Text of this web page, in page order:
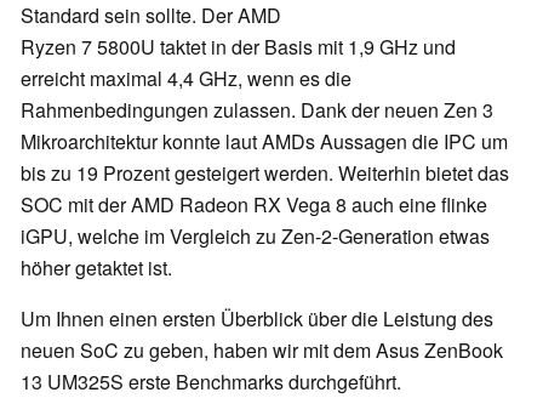
Standard sein sollte. Der AMD
Ryzen 7 5800U taktet in der Basis mit 1,9 GHz und
erreicht maximal 4,4 GHz, wenn es die
Rahmenbedingungen zulassen. Dank der neuen Zen 3
Mikroarchitektur konnte laut AMDs Aussagen die IPC um
bis zu 19 Prozent gesteigert werden. Weiterhin bietet das
SOC mit der AMD Radeon RX Vega 8 auch eine flinke
iGPU, welche im Vergleich zu Zen-2-Generation etwas
höher getaktet ist.
Um Ihnen einen ersten Überblick über die Leistung des
neuen SoC zu geben, haben wir mit dem Asus ZenBook
13 UM325S erste Benchmarks durchgeführt.